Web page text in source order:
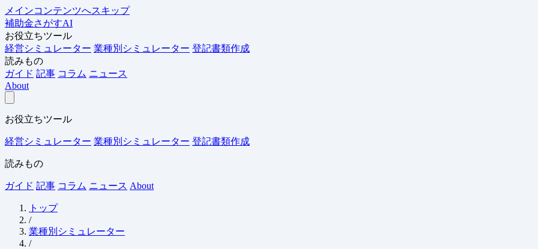
メインコンテンツへスキップ
補助金さがすAI
お役立ちツール
経営シミュレーター 業種別シミュレーター 登記書類作成
読みもの
ガイド 記事 コラム ニュース
About
お役立ちツール
経営シミュレーター 業種別シミュレーター 登記書類作成
読みもの
ガイド 記事 コラム ニュース About
トップ
/
業種別シミュレーター
/